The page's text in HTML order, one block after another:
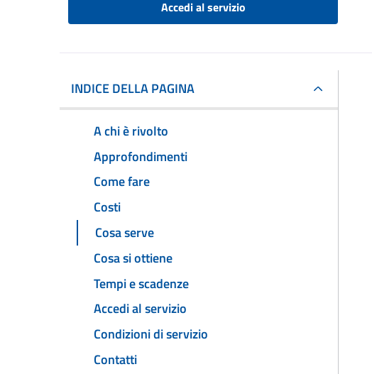
Accedi al servizio
INDICE DELLA PAGINA
A chi è rivolto
Approfondimenti
Come fare
Costi
Cosa serve
Cosa si ottiene
Tempi e scadenze
Accedi al servizio
Condizioni di servizio
Contatti